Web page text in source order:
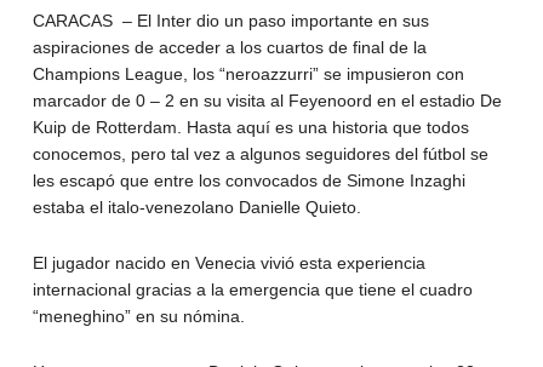
CARACAS – El Inter dio un paso importante en sus
aspiraciones de acceder a los cuartos de final de la
Champions League, los “neroazzurri” se impusieron con
marcador de 0 – 2 en su visita al Feyenoord en el estadio De
Kuip de Rotterdam. Hasta aquí es una historia que todos
conocemos, pero tal vez a algunos seguidores del fútbol se
les escapó que entre los convocados de Simone Inzaghi
estaba el italo-venezolano Danielle Quieto.
El jugador nacido en Venecia vivió esta experiencia
internacional gracias a la emergencia que tiene el cuadro
“meneghino” en su nómina.